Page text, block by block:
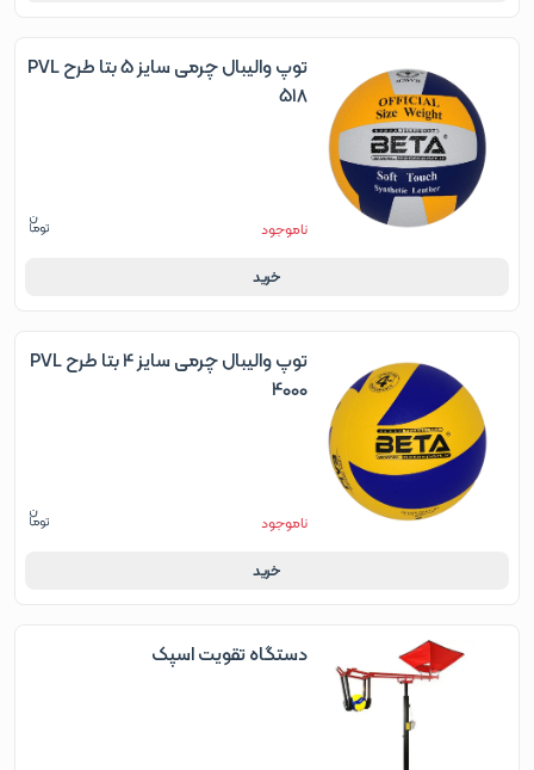
توپ والیبال چرمی سایز 5 بتا طرح PVL
518
ناموجود
خرید
توپ والیبال چرمی سایز 4 بتا طرح PVL
4000
ناموجود
خرید
دستگاه تقویت اسپک